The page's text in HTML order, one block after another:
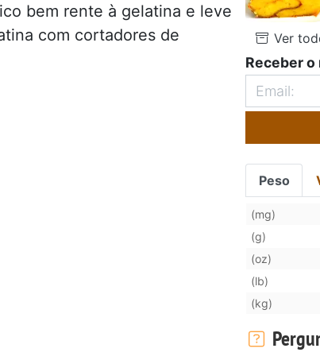
bem rente à gelatina e leve
com cortadores de
Ver
Receber o
Peso
(mg)
(g)
(oz)
(lb)
(kg)